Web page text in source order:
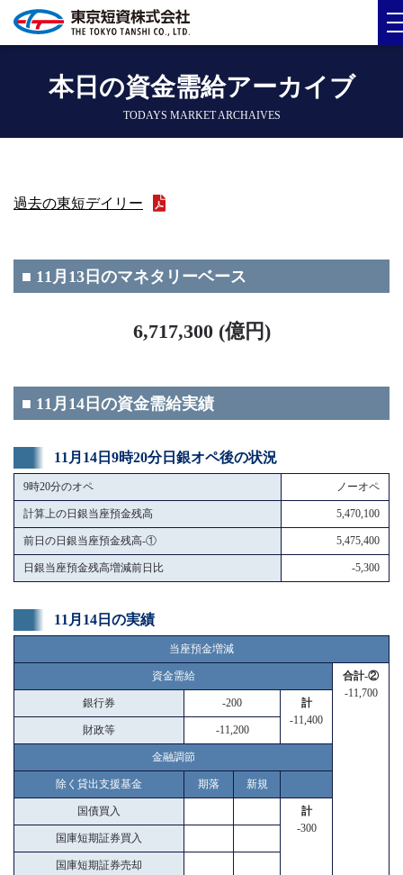
本日の資金需給アーカイブ
TODAYS MARKET ARCHAIVES
過去の東短デイリー
■ 11月13日のマネタリーベース
6,717,300 (億円)
■ 11月14日の資金需給実績
11月14日9時20分日銀オペ後の状況
9時20分のオペ ノーオペ
計算上の日銀当座預金残高 5,470,100
前日の日銀当座預金残高-① 5,475,400
日銀当座預金残高増減前日比 -5,300
11月14日の実績
当座預金増減
資金需給
合計-②
-11,700
銀行券 -200
計
-11,400
財政等 -11,200
金融調節
除く貸出支援基金 期落 新規
国債買入
計
-300
国庫短期証券買入
国庫短期証券売却